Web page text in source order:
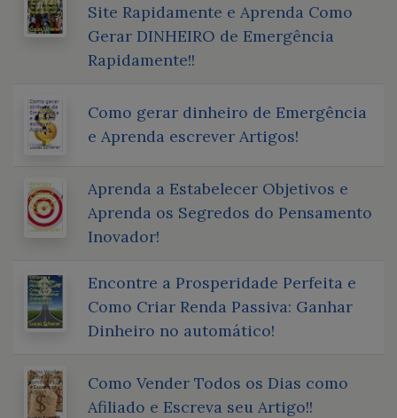
Site Rapidamente e Aprenda Como
Gerar DINHEIRO de Emergência
Rapidamente!!
Como gerar dinheiro de Emergência
e Aprenda escrever Artigos!
Aprenda a Estabelecer Objetivos e
Aprenda os Segredos do Pensamento
Inovador!
Encontre a Prosperidade Perfeita e
Como Criar Renda Passiva: Ganhar
Dinheiro no automático!
Como Vender Todos os Dias como
Afiliado e Escreva seu Artigo!!